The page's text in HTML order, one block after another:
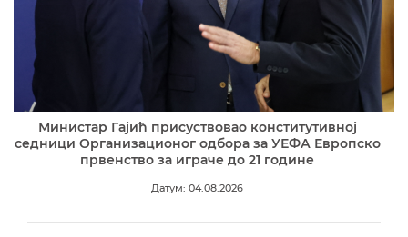
Министар Гајић присуствовао конститутивној
седници Организационог одбора за УЕФА Европско
првенство за играче до 21 године
Датум: 04.08.2026